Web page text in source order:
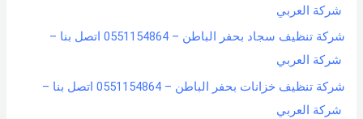
شركة العربي
شركة تنظيف سجاد بحفر الباطن – 0551154864 اتصل بنا –
شركة العربي
شركة تنظيف خزانات بحفر الباطن – 0551154864 اتصل بنا –
شركة العربي